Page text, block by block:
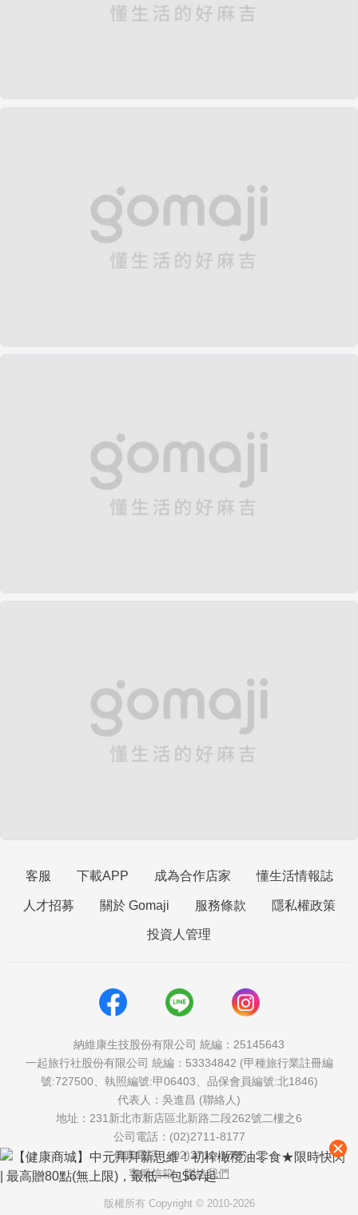
客服 下載APP 成為合作店家 懂生活情報誌
人才招募 關於 Gomaji 服務條款 隱私權政策
投資人管理
納維康生技股份有限公司 統編：25145643
一起旅行社股份有限公司 統編：53334842 (甲種旅行業註冊編
號:727500、執照編號:甲06403、品保會員編號:北1846)
代表人：吳進昌 (聯絡人)
地址：231新北市新店區北新路二段262號二樓之6
公司電話：(02)2711-8177
傳真電話：(02)2711-1757
客服信箱：聯絡我們
版權所有 Copyright © 2010-2026